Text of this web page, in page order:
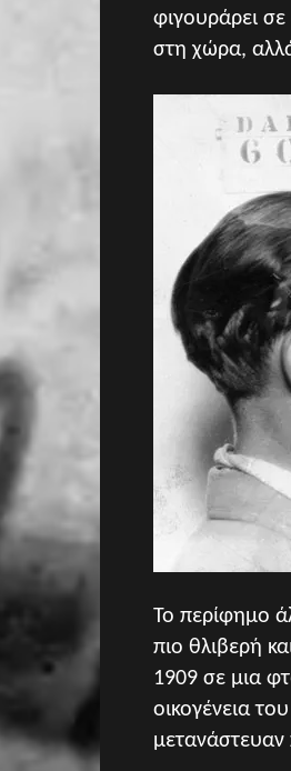
φιγουράρει
στη χώρα,
Το περίφημο
πιο θλιβερή
1909 σε μια
οικογένεια
μετανάστευαν